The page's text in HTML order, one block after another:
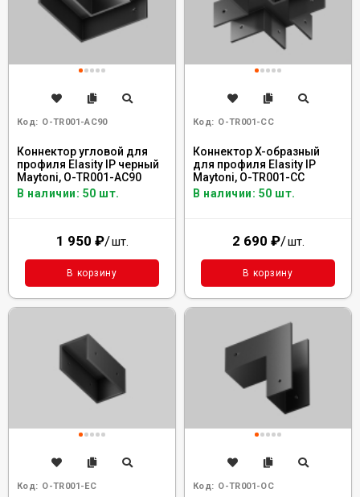
Код: O-TR001-AC90
Коннектор угловой для
профиля Elasity IP черный
Maytoni, O-TR001-AC90
В наличии: 50 шт.
1 950 ₽/шт.
В корзину
Код: O-TR001-CC
Коннектор X-образный
для профиля Elasity IP
Maytoni, O-TR001-CC
В наличии: 50 шт.
2 690 ₽/шт.
В корзину
Код: O-TR001-EC Код: O-TR001-OC